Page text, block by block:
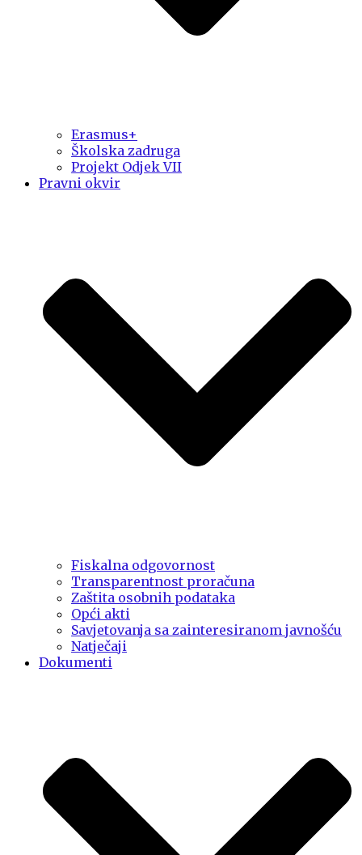
Erasmus+
Školska zadruga
Projekt Odjek VII
Pravni okvir
Fiskalna odgovornost
Transparentnost proračuna
Zaštita osobnih podataka
Opći akti
Savjetovanja sa zainteresiranom javnošću
Natječaji
Dokumenti